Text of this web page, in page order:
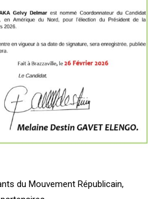
du Mouvement Républicain,